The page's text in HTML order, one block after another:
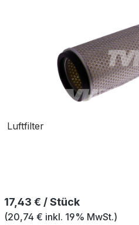
Luftfilter
Regulärer Preis:
17,43 € / Stück
(20,74 € inkl. 19% MwSt.)